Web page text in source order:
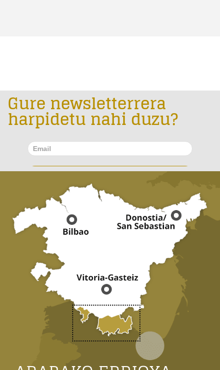
Gure newsletterrera
harpidetu nahi duzu?